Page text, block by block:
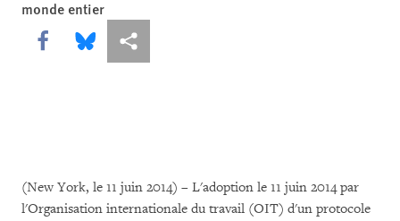
monde entier
Share this via Facebook
Share this via Bluesky
Share this via Partagez
(New York, le 11 juin 2014) – L'adoption le 11 juin 2014 par
l'Organisation internationale du travail (OIT) d'un protocole